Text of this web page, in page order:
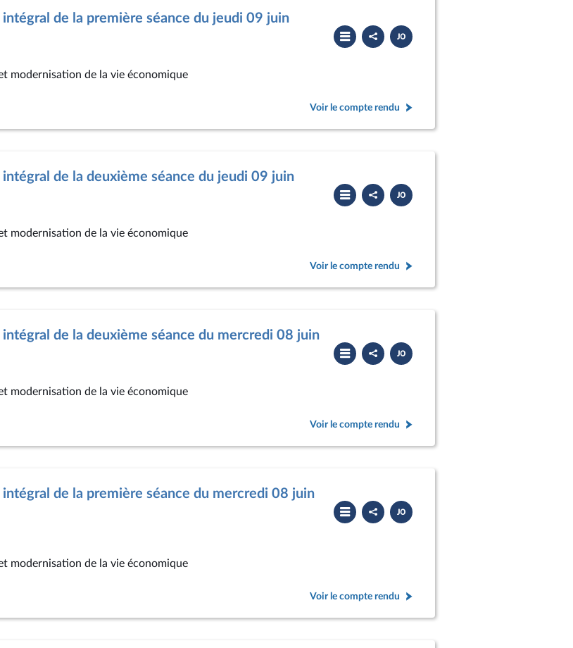
de la première séance du jeudi 09 juin
Partager
le
compte
Télécharger
le
PDF
modernisation de la vie économique
Voir le compte rendu
de la deuxième séance du jeudi 09 juin
Partager
le
compte
Télécharger
le
PDF
modernisation de la vie économique
Voir le compte rendu
de la deuxième séance du mercredi 08 juin
Partager
le
compte
Télécharger
le
PDF
modernisation de la vie économique
Voir le compte rendu
de la première séance du mercredi 08 juin
Partager
le
compte
Télécharger
le
PDF
modernisation de la vie économique
Voir le compte rendu